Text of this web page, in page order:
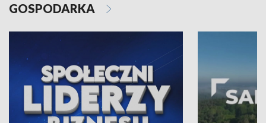
GOSPODARKA